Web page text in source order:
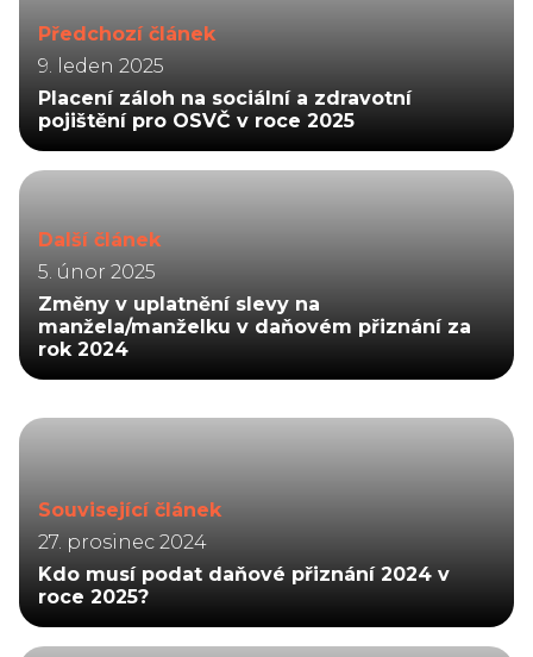
Předchozí článek
9. leden 2025
Placení záloh na sociální a zdravotní
pojištění pro OSVČ v roce 2025
Další článek
5. únor 2025
Změny v uplatnění slevy na
manžela/manželku v daňovém přiznání za
rok 2024
Související článek
27. prosinec 2024
Kdo musí podat daňové přiznání 2024 v
roce 2025?